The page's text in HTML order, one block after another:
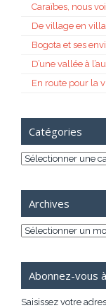
Caraïbes, nous
De village en
Bogota et ses
D’une vallée à
En route pour la
Catégories
Catégories
Archives
Archives
Abonnez-vous
Saisissez votre